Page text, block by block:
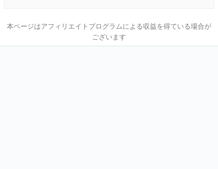
本ページはアフィリエイトプログラムによる収益を得ている場合が
ございます